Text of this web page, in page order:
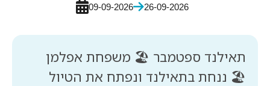
09-09-2026 26-09-2026
🏖️ ננחת בתאילנד ונפתח את הטיול